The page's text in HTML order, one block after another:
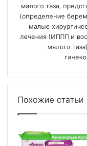
малого таза,
(определение
малые
лечения (ИППП и
малого
Похожие статьи